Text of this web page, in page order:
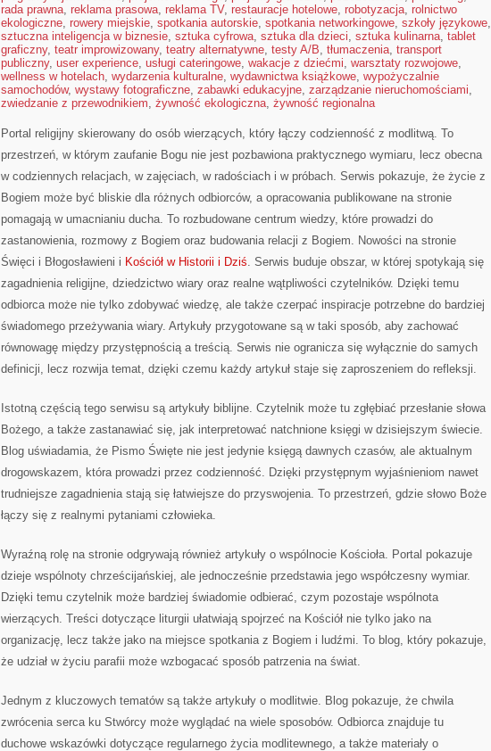
rada prawna, reklama prasowa, reklama TV, restauracje hotelowe, robotyzacja, rolnictwo
ekologiczne, rowery miejskie, spotkania autorskie, spotkania networkingowe, szkoły językowe,
sztuczna inteligencja w biznesie, sztuka cyfrowa, sztuka dla dzieci, sztuka kulinarna, tablet
graficzny, teatr improwizowany, teatry alternatywne, testy A/B, tłumaczenia, transport
publiczny, user experience, usługi cateringowe, wakacje z dziećmi, warsztaty rozwojowe,
wellness w hotelach, wydarzenia kulturalne, wydawnictwa książkowe, wypożyczalnie
samochodów, wystawy fotograficzne, zabawki edukacyjne, zarządzanie nieruchomościami,
zwiedzanie z przewodnikiem, żywność ekologiczna, żywność regionalna
Portal religijny skierowany do osób wierzących, który łączy codzienność z modlitwą. To
przestrzeń, w którym zaufanie Bogu nie jest pozbawiona praktycznego wymiaru, lecz obecna
w codziennych relacjach, w zajęciach, w radościach i w próbach. Serwis pokazuje, że życie z
Bogiem może być bliskie dla różnych odbiorców, a opracowania publikowane na stronie
pomagają w umacnianiu ducha. To rozbudowane centrum wiedzy, które prowadzi do
zastanowienia, rozmowy z Bogiem oraz budowania relacji z Bogiem. Nowości na stronie
Święci i Błogosławieni i Kościół w Historii i Dziś. Serwis buduje obszar, w której spotykają się
zagadnienia religijne, dziedzictwo wiary oraz realne wątpliwości czytelników. Dzięki temu
odbiorca może nie tylko zdobywać wiedzę, ale także czerpać inspiracje potrzebne do bardziej
świadomego przeżywania wiary. Artykuły przygotowane są w taki sposób, aby zachować
równowagę między przystępnością a treścią. Serwis nie ogranicza się wyłącznie do samych
definicji, lecz rozwija temat, dzięki czemu każdy artykuł staje się zaproszeniem do refleksji.
Istotną częścią tego serwisu są artykuły biblijne. Czytelnik może tu zgłębiać przesłanie słowa
Bożego, a także zastanawiać się, jak interpretować natchnione księgi w dzisiejszym świecie.
Blog uświadamia, że Pismo Święte nie jest jedynie księgą dawnych czasów, ale aktualnym
drogowskazem, która prowadzi przez codzienność. Dzięki przystępnym wyjaśnieniom nawet
trudniejsze zagadnienia stają się łatwiejsze do przyswojenia. To przestrzeń, gdzie słowo Boże
łączy się z realnymi pytaniami człowieka.
Wyraźną rolę na stronie odgrywają również artykuły o wspólnocie Kościoła. Portal pokazuje
dzieje wspólnoty chrześcijańskiej, ale jednocześnie przedstawia jego współczesny wymiar.
Dzięki temu czytelnik może bardziej świadomie odbierać, czym pozostaje wspólnota
wierzących. Treści dotyczące liturgii ułatwiają spojrzeć na Kościół nie tylko jako na
organizację, lecz także jako na miejsce spotkania z Bogiem i ludźmi. To blog, który pokazuje,
że udział w życiu parafii może wzbogacać sposób patrzenia na świat.
Jednym z kluczowych tematów są także artykuły o modlitwie. Blog pokazuje, że chwila
zwrócenia serca ku Stwórcy może wyglądać na wiele sposobów. Odbiorca znajduje tu
duchowe wskazówki dotyczące regularnego życia modlitewnego, a także materiały o